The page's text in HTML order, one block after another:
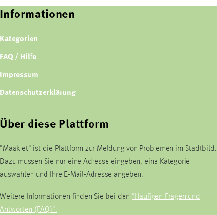
Informationen
Kategorien
FAQ / Hilfe
Impressum
Datenschutzerklärung
Über diese Plattform
"Maak et" ist die Plattform zur Meldung von Problemen im Stadtbild.
Dazu müssen Sie nur eine Adresse eingeben, eine Kategorie
auswählen und Ihre E-Mail-Adresse angeben.
Weitere Informationen finden Sie bei den "Häufigen Fragen und
Antworten (FAQ)".